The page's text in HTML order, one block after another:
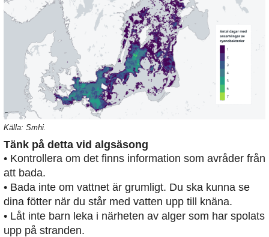
Källa: Smhi.
Tänk på detta vid algsäsong
• Kontrollera om det finns information som avråder från
att bada.
• Bada inte om vattnet är grumligt. Du ska kunna se
dina fötter när du står med vatten upp till knäna.
• Låt inte barn leka i närheten av alger som har spolats
upp på stranden.